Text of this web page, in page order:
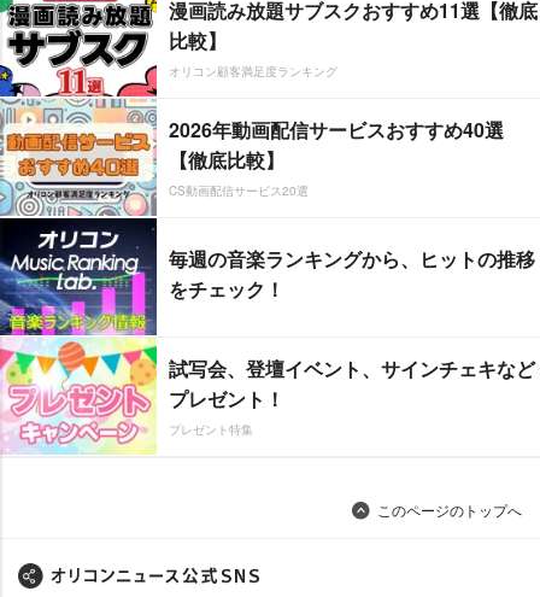
漫画読み放題サブスクおすすめ11選【徹底
比較】
オリコン顧客満足度ランキング
2026年動画配信サービスおすすめ40選
【徹底比較】
CS動画配信サービス20選
毎週の音楽ランキングから、ヒットの推移
をチェック！
試写会、登壇イベント、サインチェキなど
プレゼント！
プレゼント特集
このページのトップへ